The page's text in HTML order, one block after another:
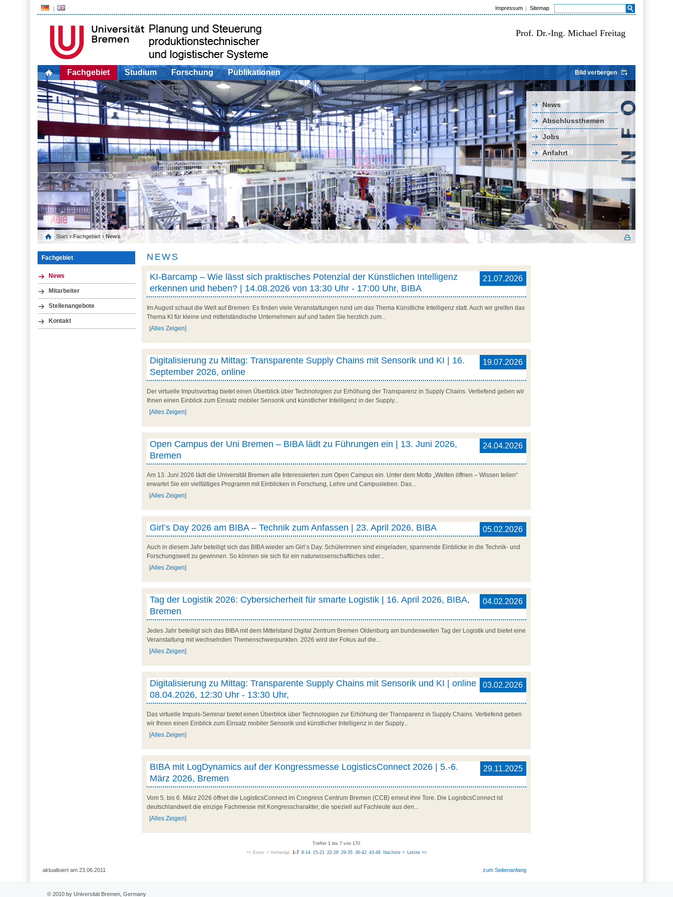
Impressum Sitemap
Prof. Dr.-Ing. Michael Freitag
Fachgebiet Studium Forschung Publikationen Bild verbergen
News
Abschlussthemen
Jobs
Anfahrt
Start › Fachgebiet › News
Fachgebiet
News
Mitarbeiter
Stellenangebote
Kontakt
NEWS
21.07.2026
KI-Barcamp – Wie lässt sich praktisches Potenzial der Künstlichen Intelligenz
erkennen und heben? | 14.08.2026 von 13:30 Uhr - 17:00 Uhr, BIBA
Im August schaut die Welt auf Bremen: Es finden viele Veranstaltungen rund um das Thema Künstliche Intelligenz statt. Auch wir greifen das
Thema KI für kleine und mittelständische Unternehmen auf und laden Sie herzlich zum...
[Alles Zeigen]
19.07.2026
Digitalisierung zu Mittag: Transparente Supply Chains mit Sensorik und KI | 16.
September 2026, online
Der virtuelle Impulsvortrag bietet einen Überblick über Technologien zur Erhöhung der Transparenz in Supply Chains. Vertiefend geben wir
Ihnen einen Einblick zum Einsatz mobiler Sensorik und künstlicher Intelligenz in der Supply...
[Alles Zeigen]
24.04.2026
Open Campus der Uni Bremen – BIBA lädt zu Führungen ein | 13. Juni 2026,
Bremen
Am 13. Juni 2026 lädt die Universität Bremen alle Interessierten zum Open Campus ein. Unter dem Motto „Welten öffnen – Wissen teilen“
erwartet Sie ein vielfältiges Programm mit Einblicken in Forschung, Lehre und Campusleben. Das...
[Alles Zeigen]
05.02.2026
Girl’s Day 2026 am BIBA – Technik zum Anfassen | 23. April 2026, BIBA
Auch in diesem Jahr beteiligt sich das BIBA wieder am Girl’s Day. Schülerinnen sind eingeladen, spannende Einblicke in die Technik- und
Forschungswelt zu gewinnen. So können sie sich für ein naturwissenschaftliches oder...
[Alles Zeigen]
04.02.2026
Tag der Logistik 2026: Cybersicherheit für smarte Logistik | 16. April 2026, BIBA,
Bremen
Jedes Jahr beteiligt sich das BIBA mit dem Mittelstand Digital Zentrum Bremen Oldenburg am bundesweiten Tag der Logistik und bietet eine
Veranstaltung mit wechselnden Themenschwerpunkten. 2026 wird der Fokus auf die...
[Alles Zeigen]
03.02.2026
Digitalisierung zu Mittag: Transparente Supply Chains mit Sensorik und KI | online
08.04.2026, 12:30 Uhr - 13:30 Uhr,
Das virtuelle Impuls-Seminar bietet einen Überblick über Technologien zur Erhöhung der Transparenz in Supply Chains. Vertiefend geben
wir Ihnen einen Einblick zum Einsatz mobiler Sensorik und künstlicher Intelligenz in der Supply...
[Alles Zeigen]
29.11.2025
BIBA mit LogDynamics auf der Kongressmesse LogisticsConnect 2026 | 5.-6.
März 2026, Bremen
Vom 5. bis 6. März 2026 öffnet die LogisticsConnect im Congress Centrum Bremen (CCB) erneut ihre Tore. Die LogisticsConnect ist
deutschlandweit die einzige Fachmesse mit Kongresscharakter, die speziell auf Fachleute aus den...
[Alles Zeigen]
Treffer 1 bis 7 von 170
<< Erste < Vorherige 1-7 8-14 15-21 22-28 29-35 36-42 43-49 Nächste > Letzte >>
aktualisiert am 23.06.2011 zum Seitenanfang
© 2010 by Universität Bremen, Germany